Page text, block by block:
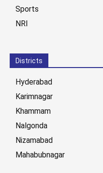
Sports
NRI
Districts
Hyderabad
Karimnagar
Khammam
Nalgonda
Nizamabad
Mahabubnagar